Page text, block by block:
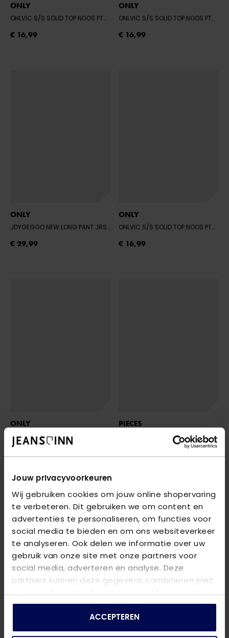
Jouw privacyvoorkeuren
Wij gebruiken cookies om jouw online shopervaring
te verbeteren. Dit gebruiken we om content en
advertenties te personaliseren, om functies voor
social media te bieden en om ons websiteverkeer
te analyseren. Ook delen we informatie over uw
gebruik van onze site met onze partners voor
social media, adverteren en analyse. Deze
partners kunnen deze gegevens combineren met
andere informatie die u aan ze heeft verstrekt of
die ze hebben verzameld op basis van uw gebruik
ACCEPTEREN
ONLY
ONLVIC S/S SOLID TOP NOOS PTM - GRANITA
€ 16,99
ONLY
ONLVIC S/S SOLID TOP NOOS PTM
€ 16,99
ONLY
JDYGEGGO NEW LONG PANT JRS NOOS - BLACK/LEO AOP
€ 29,99
ONLY
ONLVIC S/S SOLID TOP NOOS PTM
€ 16,99
ONLY PIECES
PCNEJA SL REVERSIBLE TOP NOOS BC
PIECES ONLY